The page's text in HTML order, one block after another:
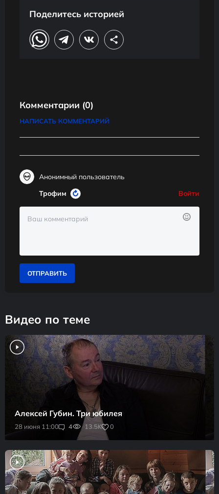
Поделитесь историей
Комментарии (0)
НАПИСАТЬ КОММЕНТАРИЙ
Анонимный пользователь
Трофим
Войти
ОТПРАВИТЬ
Видео по теме
28 июня 11:00 4 13.5K 0
Алексей Губин. Три юбилея